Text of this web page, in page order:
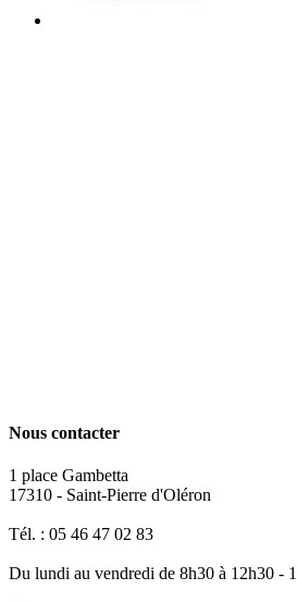
Nous contacter
1 place Gambetta
17310 - Saint-Pierre d'Oléron
Tél. : 05 46 47 02 83
Du lundi au vendredi de 8h30 à 12h30 -